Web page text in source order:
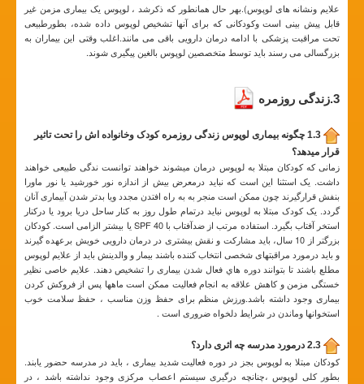
علایم ونشانه های لوپوس).بهر حال همانطور که ذکرشد ، لوپوس یک بیماری مزمن غیر
قابل پیش بینی است وکودکانی که برای آنها تشخیص لوپوس داده شده، بطورطبیعی
تحت مراقبت پزشکی با ادامه درمان دارویی باقی می مانند.اغلب وقتی این بیماران به
بزرگسالی می رسند باید توسط متخصصین لوپوس بالغین پیگیری شوند.
3.زندگی روزمره
1.3 چگونه بیماری لوپوس زندگی روزمره کودک وخانواده اش را تحت تاثیر
قرار میدهد؟
زمانی که کودکان مبتلا به لوپوس درمان میشوند خواهند توانست ندگی طبیعی خواهند
داشت. یک استثنا این است که نباید درمعرض بیش از اندازه نور خورشید یا نور ماورا
بنفش قرارگیرند چون ممکن است منجر به به راه افتدن مجدد ویا بدتر شدن آبیماری آنان
گردد. یک کودک مبتلا به لوپوس نباید درتمام طول روز به کنار ساحل دریا برود یا درکنار
استخر آفتاب بگیرد. استفاده مرتب از ضدآفتاب با SPF 40 یا بیشتر الزامی است. کودکان
بزرگتر از 10 سال، بايد مشارکت و نقش بيشتری در درمان دارويی خويش برعهده گيرند
و بايد درمورد مراقبتهای شخصی انتخاب کننده باشند بيمار و والدينش بايد از علايم لوپوس
مطلع باشند تا بتوانند دوره هاي فعال شدن بيماری را تشخيص دهند. علايم خاصی نظير
خستگی مزمن و کاهش علاقه به انجام فعاليت ممكن است ماهها پس از فروکش کردن
بيماری وجود داشته باشد.ورزش منظم برای حفظ وزن مناسب ، حفظ سلامت خوب
استخوانها وماندن در شرایط دلخواه ضروری است .
کودکان مبتلا به لوپوس بجز در دوره فعالیت شدید بیماری ، باید در مدرسه حضور یابند.
بطور کلی لوپوس ،چنانچه درگیری سیستم اعصاب مرکزی وجود نداشته باشد ، در